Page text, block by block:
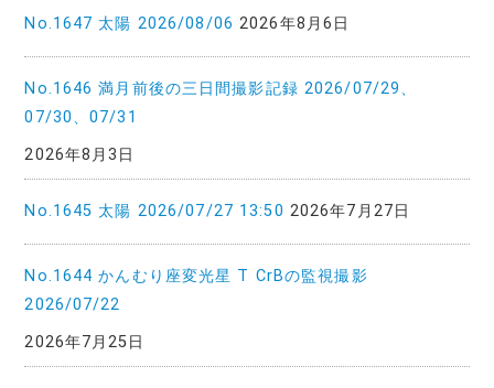
No.1647 太陽 2026/08/06 2026年8月6日
No.1646 満月前後の三日間撮影記録 2026/07/29、
07/30、07/31
2026年8月3日
No.1645 太陽 2026/07/27 13:50 2026年7月27日
No.1644 かんむり座変光星 T CrBの監視撮影
2026/07/22
2026年7月25日